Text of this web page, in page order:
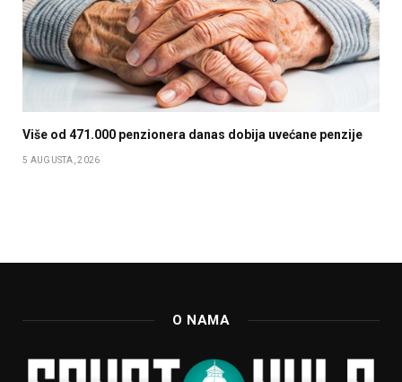
Više od 471.000 penzionera danas dobija uvećane penzije
5 AUGUSTA, 2026
O NAMA